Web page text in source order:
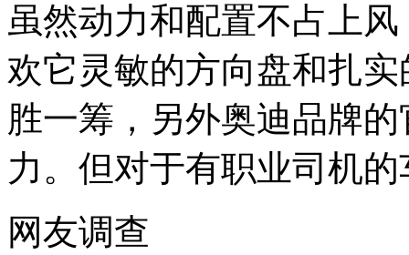
虽然动力和配置不占上
欢它灵敏的方向盘和扎
胜一筹，另外奥迪品牌
力。但对于有职业司机
网友调查